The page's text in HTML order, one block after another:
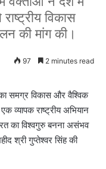
विकास
की मांग की।
97 2 minutes read
समग्र विकास और वैश्विक
व्यापक राष्ट्रीय अभियान
का विश्वगुरु बनना असंभव
श्री गुप्तेश्वर सिंह की